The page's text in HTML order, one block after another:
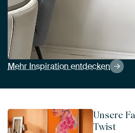
Mehr Inspiration entdecken
Unsere
Twist